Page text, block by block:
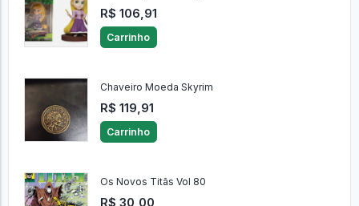
R$ 106,91
Carrinho
Chaveiro Moeda Skyrim
R$ 119,91
Carrinho
Os Novos Titãs Vol 80
R$ 30,00